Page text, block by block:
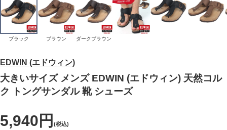
EDWIN (エドウィン)
大きいサイズ メンズ EDWIN (エドウィン) 天然コル
ク トングサンダル 靴 シューズ
5,940円 (税込)
ブラック ブラウン ダークブラウン